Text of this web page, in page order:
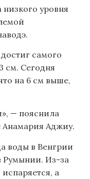
уровня
самого
см. Сегодня
на 6 см выше,
— пояснила
Анамария Аджиу.
воды в Венгрии
Румынии. Из-за
а